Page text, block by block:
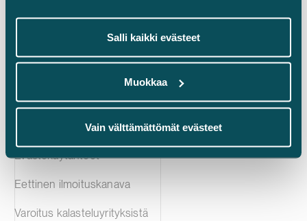
Salli kaikki evästeet
Muokkaa
Vain välttämättömät evästeet
Yleiset sopimusehdot
Oikeudellinen tiedonanto
Tietosuojailmoitus
Evästekäytänteet
Eettinen ilmoituskanava
Varoitus kalasteluyrityksistä